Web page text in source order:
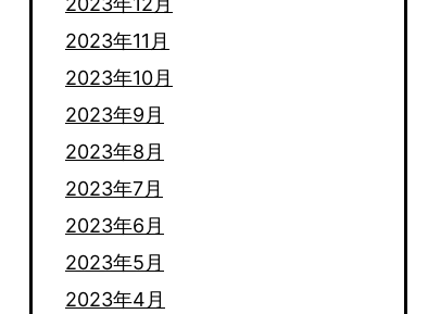
2023年11月
2023年10月
2023年9月
2023年8月
2023年7月
2023年6月
2023年5月
2023年4月